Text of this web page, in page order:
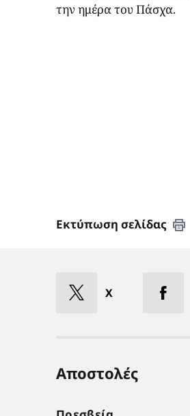
την ημέρα του Πάσχα.
Εκτύπωση σελίδας
X
Αποστολές